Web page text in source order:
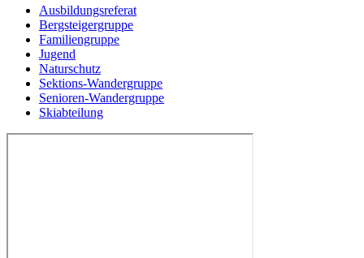
Ausbildungsreferat
Bergsteigergruppe
Familiengruppe
Jugend
Naturschutz
Sektions-Wandergruppe
Senioren-Wandergruppe
Skiabteilung